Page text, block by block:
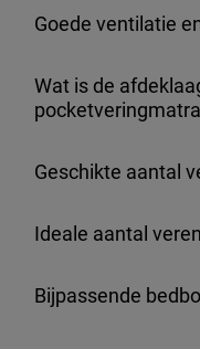
Wasinstructies
Naam
Locatie
Goede ventilatie
Wat is de
Geschikte aantal
Ideale aantal
Bijpassende